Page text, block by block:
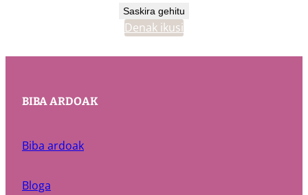
Saskira gehitu
Denak ikusi
BIBA ARDOAK
Biba ardoak
Bloga